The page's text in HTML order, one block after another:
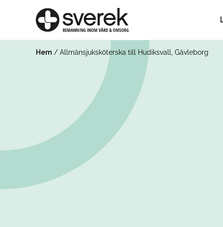
Hem / Allmänsjuksköterska till Hudiksvall, Gävleborg